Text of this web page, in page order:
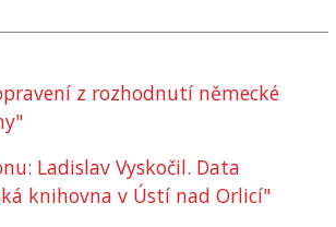
z rozhodnutí německé
Ladislav Vyskočil. Data
knihovna v Ústí nad Orlicí"